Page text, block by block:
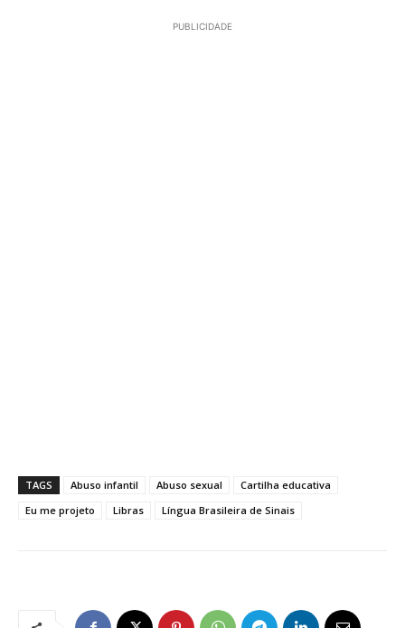
PUBLICIDADE
TAGS Abuso infantil Abuso sexual
Cartilha educativa
Eu me projeto
Libras Língua Brasileira de Sinais